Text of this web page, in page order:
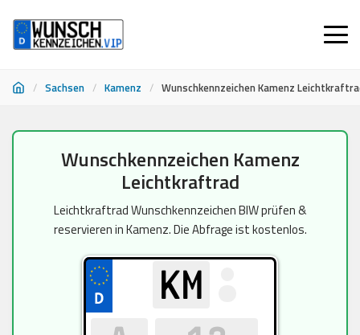
/ Sachsen / Kamenz / Wunschkennzeichen Kamenz
Wunschkennzeichen Kamenz
Leichtkraftrad
Leichtkraftrad Wunschkennzeichen BIW prüfen &
reservieren in Kamenz. Die Abfrage ist kostenlos.